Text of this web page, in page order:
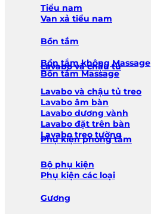
Tiểu nam
Van xả tiểu nam
Bồn tắm
Bồn tắm không Massage
Bồn tắm Massage
Lavabo và chậu tủ
Lavabo và chậu tủ treo
Lavabo âm bàn
Lavabo dương vành
Lavabo đặt trên bàn
Lavabo treo tường
Phụ kiện phòng tắm
Bộ phụ kiện
Phụ kiện các loại
Gương